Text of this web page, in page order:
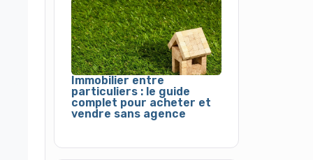
Immobilier entre
particuliers : le guide
complet pour acheter et
vendre sans agence